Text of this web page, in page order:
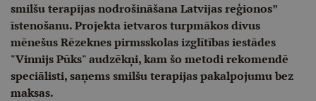
smilšu terapijas nodrošināšana Latvijas reģionos”
īstenošanu. Projekta ietvaros turpmākos divus
mēnešus Rēzeknes pirmsskolas izglītības iestādes
"Vinnijs Pūks" audzēkņi, kam šo metodi rekomendē
speciālisti, saņems smilšu terapijas pakalpojumu bez
maksas.